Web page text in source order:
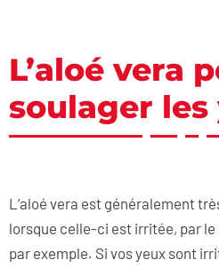
L’aloé vera
soulager les
L’aloé vera est généralement
lorsque celle-ci est irritée, par le
par exemple. Si vos yeux sont